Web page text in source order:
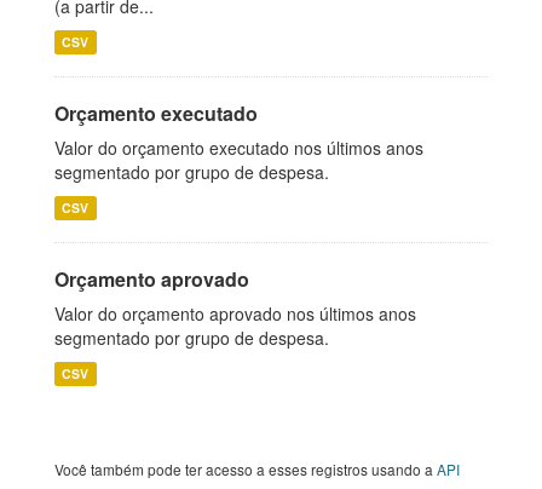
(a partir de...
CSV
Orçamento executado
Valor do orçamento executado nos últimos anos
segmentado por grupo de despesa.
CSV
Orçamento aprovado
Valor do orçamento aprovado nos últimos anos
segmentado por grupo de despesa.
CSV
Você também pode ter acesso a esses registros usando a API